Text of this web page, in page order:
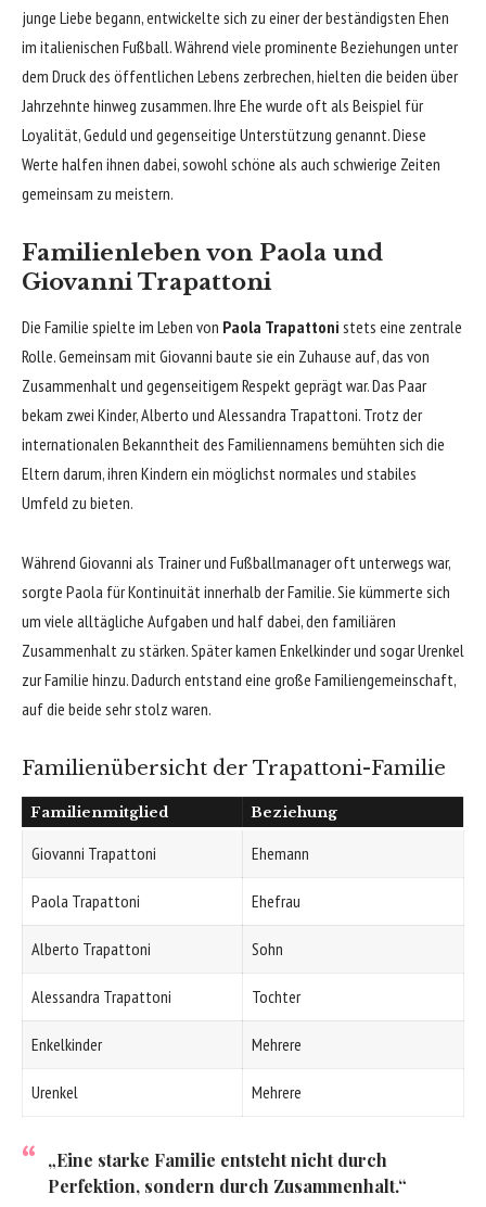
junge Liebe begann, entwickelte sich zu einer der beständigsten Ehen
im italienischen Fußball. Während viele prominente Beziehungen unter
dem Druck des öffentlichen Lebens zerbrechen, hielten die beiden über
Jahrzehnte hinweg zusammen. Ihre Ehe wurde oft als Beispiel für
Loyalität, Geduld und gegenseitige Unterstützung genannt. Diese
Werte halfen ihnen dabei, sowohl schöne als auch schwierige Zeiten
gemeinsam zu meistern.
Familienleben von Paola und
Giovanni Trapattoni
Die Familie spielte im Leben von Paola Trapattoni stets eine zentrale
Rolle. Gemeinsam mit Giovanni baute sie ein Zuhause auf, das von
Zusammenhalt und gegenseitigem Respekt geprägt war. Das Paar
bekam zwei Kinder, Alberto und Alessandra Trapattoni. Trotz der
internationalen Bekanntheit des Familiennamens bemühten sich die
Eltern darum, ihren Kindern ein möglichst normales und stabiles
Umfeld zu bieten.
Während Giovanni als Trainer und Fußballmanager oft unterwegs war,
sorgte Paola für Kontinuität innerhalb der Familie. Sie kümmerte sich
um viele alltägliche Aufgaben und half dabei, den familiären
Zusammenhalt zu stärken. Später kamen Enkelkinder und sogar Urenkel
zur Familie hinzu. Dadurch entstand eine große Familiengemeinschaft,
auf die beide sehr stolz waren.
Familienübersicht der Trapattoni-Familie
Familienmitglied Beziehung
Giovanni Trapattoni Ehemann
Paola Trapattoni Ehefrau
Alberto Trapattoni Sohn
Alessandra Trapattoni Tochter
Enkelkinder Mehrere
Urenkel Mehrere
„Eine starke Familie entsteht nicht durch
Perfektion, sondern durch Zusammenhalt.“